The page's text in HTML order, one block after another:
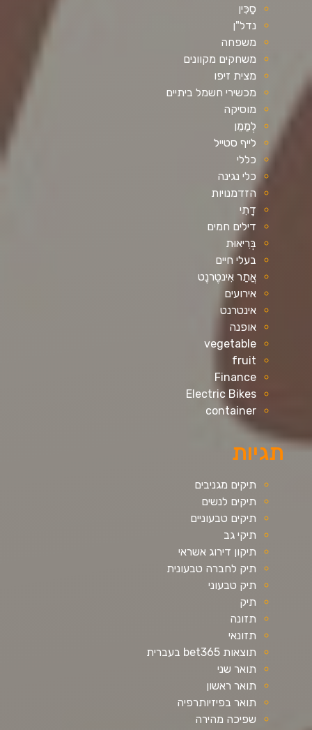
סַכִּין
נדל"ן
משפחה
משחקים מקוונים
מצית זיפו
מכשירי חשמל ביתיים
מוסיקה
לְמַמֵן
לייף סטייל
כללי
כלי נגינה
הזדמנויות
דָתִי
דילים חמים
בְּרִיאוּת
בעלי חיים
אֲתַר אִינטֶרנֶט
אירועים
אינטרנט
אופנה
vegetable
fruit
Finance
Electric Bikes
container
תגיות
תיקים מגניבים
תיקים לנשים
תיקים טבעוניים
תיקי גב
תיקון דירוג אשראי
תיק לחברה טבעונית
תיק טבעוני
תיק
תזונה
תזונאי
תוצאות bet365 בעברית
תואר שני
תואר ראשון
תואר בפיזיותרפיה
שפיכה מהירה